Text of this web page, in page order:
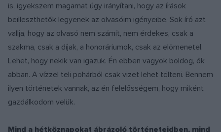
is, igyekszem magamat úgy irányítani, hogy az írások
beilleszthetők legyenek az olvasóim igényeibe. Sok író azt
vallja, hogy az olvasó nem számít, nem érdekes, csak a
szakma, csak a díjak, a honoráriumok, csak az előmenetel.
Lehet, hogy nekik van igazuk. Én ebben vagyok boldog, ők
abban. A vízzel teli pohárból csak vizet lehet tölteni. Bennem
ilyen történetek vannak, az én felelősségem, hogy miként
gazdálkodom velük.
Mind a hétköznapokat ábrázoló történeteidben, mind